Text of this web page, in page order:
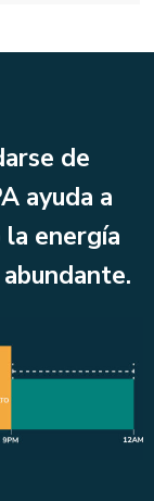
de
ayuda a
la energía